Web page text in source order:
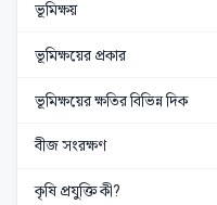
ভূমিক্ষয়
ভূমিক্ষয়ের প্রকার
ভূমিক্ষয়ের ক্ষতির বিভিন্ন দিক
বীজ সংরক্ষণ
কৃষি প্রযুক্তি কী?